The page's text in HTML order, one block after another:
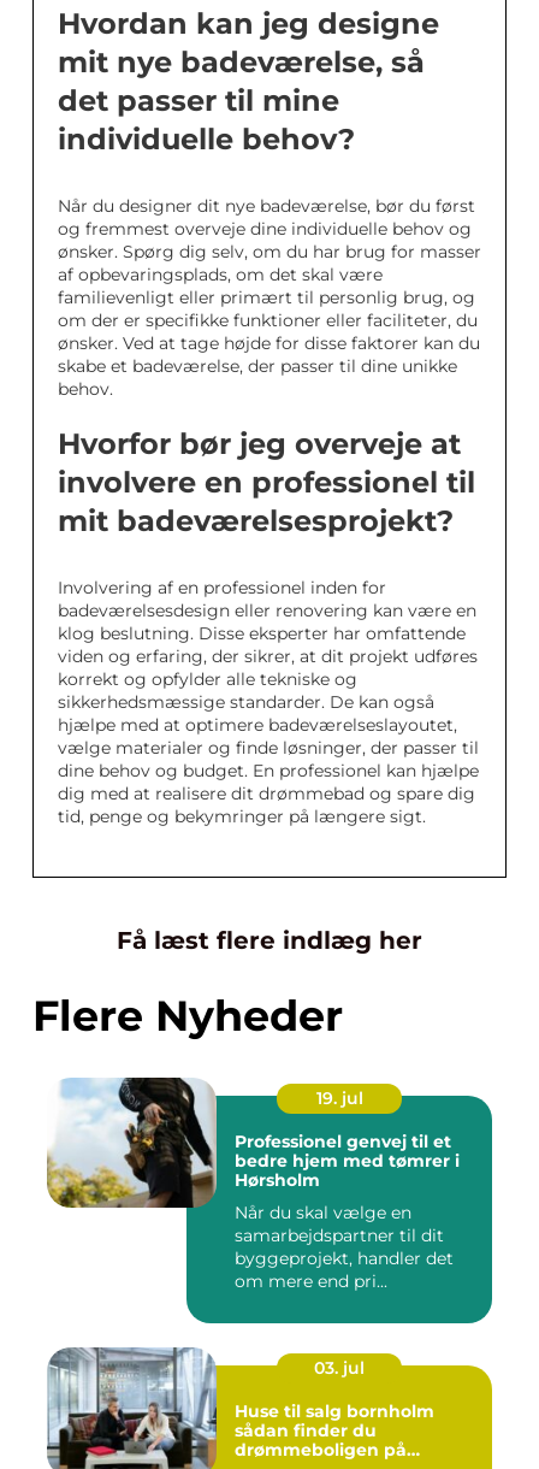
Hvordan kan jeg designe
mit nye badeværelse, så
det passer til mine
individuelle behov?
Når du designer dit nye badeværelse, bør du først
og fremmest overveje dine individuelle behov og
ønsker. Spørg dig selv, om du har brug for masser
af opbevaringsplads, om det skal være
familievenligt eller primært til personlig brug, og
om der er specifikke funktioner eller faciliteter, du
ønsker. Ved at tage højde for disse faktorer kan du
skabe et badeværelse, der passer til dine unikke
behov.
Hvorfor bør jeg overveje at
involvere en professionel til
mit badeværelsesprojekt?
Involvering af en professionel inden for
badeværelsesdesign eller renovering kan være en
klog beslutning. Disse eksperter har omfattende
viden og erfaring, der sikrer, at dit projekt udføres
korrekt og opfylder alle tekniske og
sikkerhedsmæssige standarder. De kan også
hjælpe med at optimere badeværelseslayoutet,
vælge materialer og finde løsninger, der passer til
dine behov og budget. En professionel kan hjælpe
dig med at realisere dit drømmebad og spare dig
tid, penge og bekymringer på længere sigt.
Få læst flere indlæg her
Flere Nyheder
19. jul
Professionel genvej til et
bedre hjem med tømrer i
Hørsholm
Når du skal vælge en
samarbejdspartner til dit
byggeprojekt, handler det
om mere end pri...
03. jul
Huse til salg bornholm
sådan finder du
drømmeboligen på